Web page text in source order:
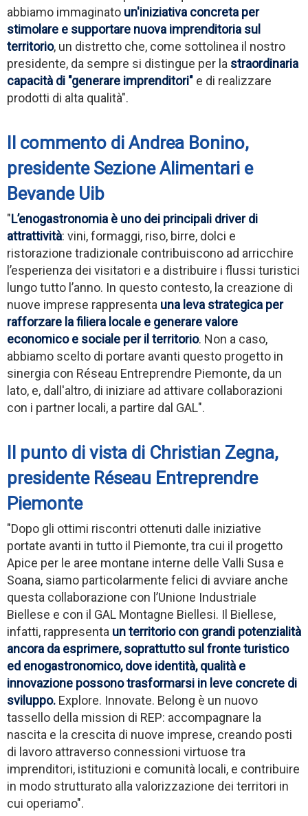
abbiamo immaginato un'iniziativa concreta per
stimolare e supportare nuova imprenditoria sul
territorio, un distretto che, come sottolinea il nostro
presidente, da sempre si distingue per la straordinaria
capacità di "generare imprenditori" e di realizzare
prodotti di alta qualità".
Il commento di Andrea Bonino,
presidente Sezione Alimentari e
Bevande Uib
"L’enogastronomia è uno dei principali driver di
attrattività: vini, formaggi, riso, birre, dolci e
ristorazione tradizionale contribuiscono ad arricchire
l’esperienza dei visitatori e a distribuire i flussi turistici
lungo tutto l’anno. In questo contesto, la creazione di
nuove imprese rappresenta una leva strategica per
rafforzare la filiera locale e generare valore
economico e sociale per il territorio. Non a caso,
abbiamo scelto di portare avanti questo progetto in
sinergia con Réseau Entreprendre Piemonte, da un
lato, e, dall'altro, di iniziare ad attivare collaborazioni
con i partner locali, a partire dal GAL".
Il punto di vista di Christian Zegna,
presidente Réseau Entreprendre
Piemonte
"Dopo gli ottimi riscontri ottenuti dalle iniziative
portate avanti in tutto il Piemonte, tra cui il progetto
Apice per le aree montane interne delle Valli Susa e
Soana, siamo particolarmente felici di avviare anche
questa collaborazione con l’Unione Industriale
Biellese e con il GAL Montagne Biellesi. Il Biellese,
infatti, rappresenta un territorio con grandi potenzialità
ancora da esprimere, soprattutto sul fronte turistico
ed enogastronomico, dove identità, qualità e
innovazione possono trasformarsi in leve concrete di
sviluppo. Explore. Innovate. Belong è un nuovo
tassello della mission di REP: accompagnare la
nascita e la crescita di nuove imprese, creando posti
di lavoro attraverso connessioni virtuose tra
imprenditori, istituzioni e comunità locali, e contribuire
in modo strutturato alla valorizzazione dei territori in
cui operiamo".